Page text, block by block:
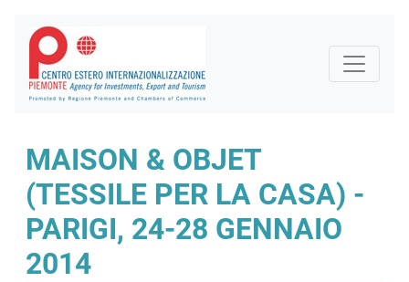
MAISON & OBJET
(TESSILE PER LA CASA) -
PARIGI, 24-28 GENNAIO
2014